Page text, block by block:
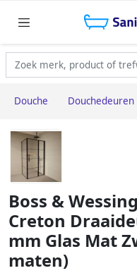
Douche Douchedeuren
Boss &
Creton
mm Glas Mat
maten)